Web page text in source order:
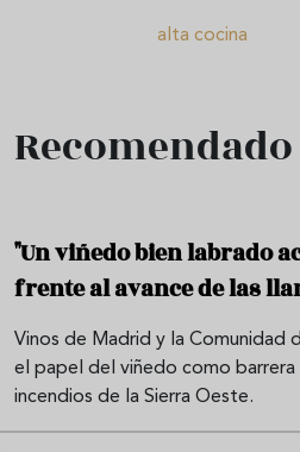
alta cocina
Recomendado
"Un viñedo bien labrado
frente al avance de las
Vinos de Madrid y la Comunidad
el papel del viñedo como
incendios de la Sierra Oeste.